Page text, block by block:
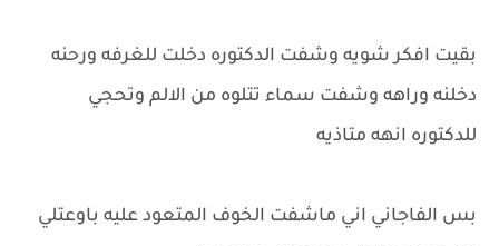
بقيت افكر شويه وشفت الدكتوره دخلت للغرفه ورحنه
دخلنه وراهه وشفت سماء تتلوه من الالم وتحجي
للدكتوره انهه متاذيه
بس الفاجاني اني ماشفت الخوف المتعود عليه باوعتلي